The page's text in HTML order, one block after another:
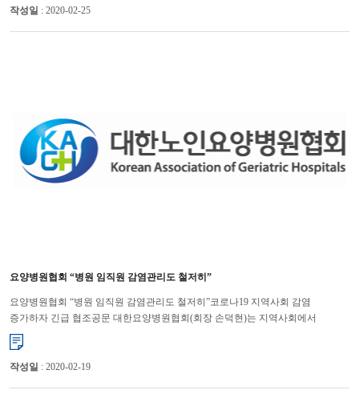
작성일 : 2020-02-25
요양병원협회 “병원 임직원 감염관리도 철저히”
요양병원협회 “병원 임직원 감염관리도 철저히”코로나19 지역사회 감염
증가하자 긴급 협조공문 대한요양병원협회(회장 손덕현)는 지역사회에서
코로나19(신종 코로나바이러스 감염증) 확진환자 발생이 증가함에 따라 요...
작성일 : 2020-02-19